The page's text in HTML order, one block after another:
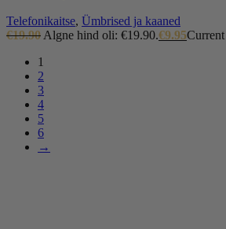
Telefonikaitse, Ümbrised ja kaaned
€19.90Algne hind oli: €19.90.€9.95
1
2
3
4
5
6
→